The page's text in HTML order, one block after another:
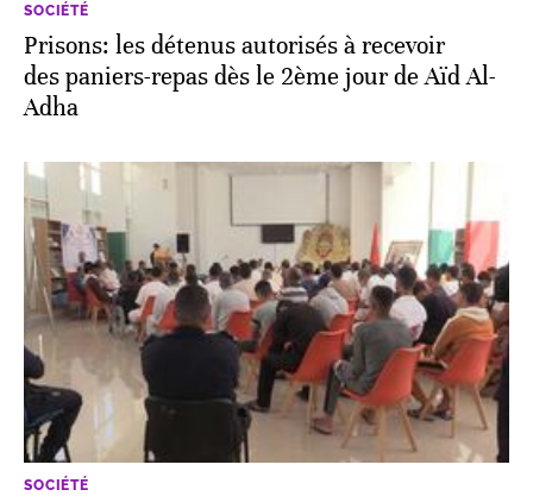
SOCIÉTÉ
Prisons: les détenus autorisés à recevoir
des paniers-repas dès le 2ème jour de Aïd Al-
Adha
SOCIÉTÉ